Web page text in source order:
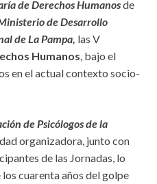
de Derechos Humanosde
de Desarrollo
de La Pampa, las V
Humanos, bajo el
en el actual contexto socio-
de Psicólogos de la
organizadora, junto con
de las Jornadas, lo
cuarenta años del golpe